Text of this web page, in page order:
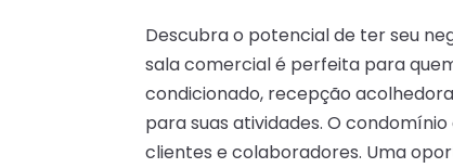
Descubra o potencial de ter seu
sala comercial é perfeita para
condicionado, recepção
para suas atividades. O
clientes e colaboradores. Uma